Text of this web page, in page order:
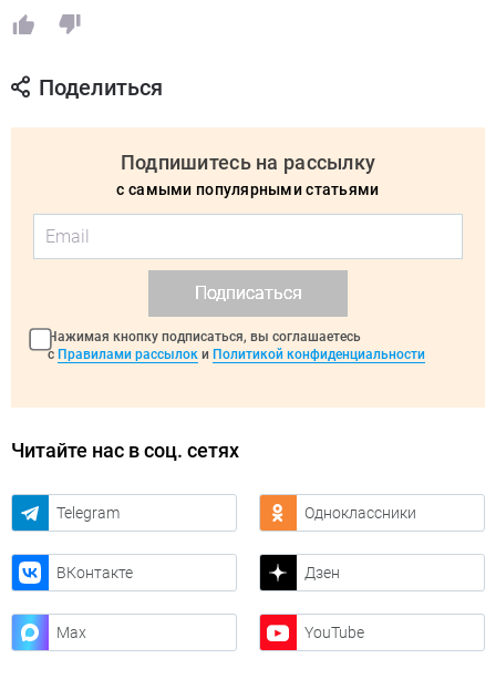
Поделиться
Подпишитесь на рассылку
с самыми популярными статьями
Подписаться
Нажимая кнопку подписаться, вы соглашаетесь
с Правилами рассылок и Политикой конфиденциальности
Читайте нас в соц. сетях
Telegram Одноклассники
ВКонтакте Дзен
Max YouTube